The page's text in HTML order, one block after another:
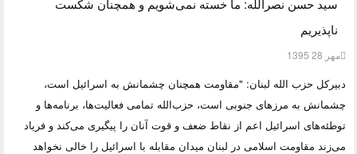
سید حسن نصرالله: ما خسته نمی‌شویم و همچنان شکست
ناپذیریم
مهر 28 1395
دبیرکل حزب الله لبنان: "مقاومت همچنان چشمانش به اسرائیل است،
چشمانش به مرزهای جنوبی است، حزب‌الله تمامی فعالیت‌ها، برنامه‌ها و
توطئه‌های اسرائیل اعم از نقاط ضعف و قوت آنان را پیگیری می‌کند و فریاد
می‌زند مقاومت اسلامی در لبنان میدان مقابله با اسرائیل را خالی نخواهد